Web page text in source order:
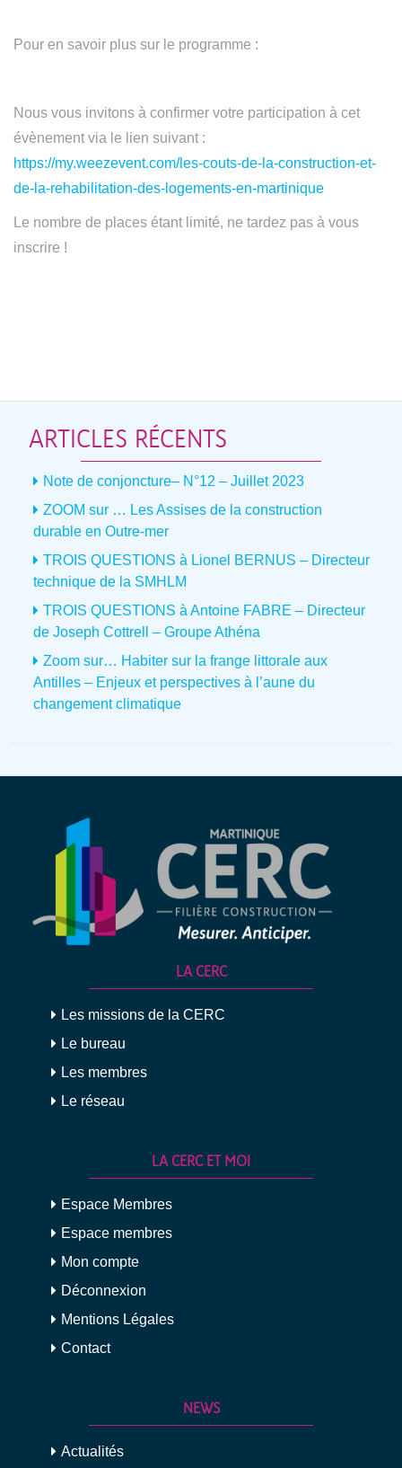
Pour en savoir plus sur le programme :
Nous vous invitons à confirmer votre participation à cet
évènement via le lien suivant :
https://my.weezevent.com/les-couts-de-la-construction-et-
de-la-rehabilitation-des-logements-en-martinique
Le nombre de places étant limité, ne tardez pas à vous
inscrire !
ARTICLES RÉCENTS
Note de conjoncture– N°12 – Juillet 2023
ZOOM sur … Les Assises de la construction
durable en Outre-mer
TROIS QUESTIONS à Lionel BERNUS – Directeur
technique de la SMHLM
TROIS QUESTIONS à Antoine FABRE – Directeur
de Joseph Cottrell – Groupe Athéna
Zoom sur… Habiter sur la frange littorale aux
Antilles – Enjeux et perspectives à l’aune du
changement climatique
LA CERC
Les missions de la CERC
Le bureau
Les membres
Le réseau
LA CERC ET MOI
Espace Membres
Espace membres
Mon compte
Déconnexion
Mentions Légales
Contact
NEWS
Actualités